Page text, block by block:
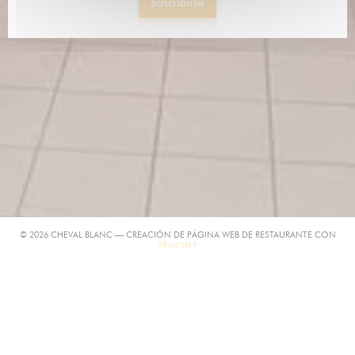
Suscribirse
© 2026 CHEVAL BLANC — CREACIÓN DE PÁGINA WEB DE RESTAURANTE CON
ZENCHEF((ABRE EN UNA NUEVA VENTANA))